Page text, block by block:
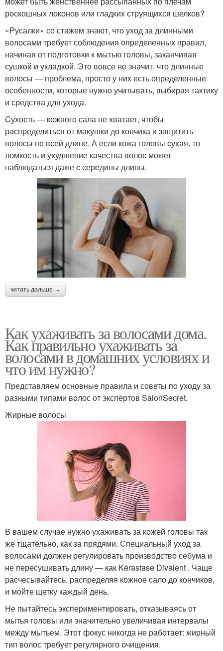
роскошных локонов или гладких струящихся шелков?
«Русалки» со стажем знают, что уход за длинными
волосами требует соблюдения определенных правил,
начиная от подготовки к мытью головы, заканчивая
сушкой и укладкой. Это вовсе не значит, что длинные
волосы — проблема, просто у них есть определенные
особенности, которые нужно учитывать, выбирая тактику
и средства для ухода.
Cухость — кожного сала не хватает, чтобы
распределиться от макушки до кончика и защитить
волосы по всей длине. А если кожа головы сухая, то
ломкость и ухудшение качества волос может
наблюдаться даже с середины длины.
читать дальше →
Как ухаживать за волосами дома.
Как правильно ухаживать за
волосами в домашних условиях и
что им нужно?
Представляем основные правила и советы по уходу за
разными типами волос от экспертов SalonSecret.
Жирные волосы
В вашем случае нужно ухаживать за кожей головы так
же тщательно, как за прядями. Специальный уход за
волосами должен регулировать производство себума и
не пересушивать длину — как Kérastase Divalent . Чаще
расчесывайтесь, распределяя кожное сало до кончиков,
и мойте щетку каждый день.
Не пытайтесь экспериментировать, отказываясь от
мытья головы или значительно увеличивая интервалы
между мытьем. Этот фокус никогда не работает: жирный
тип волос требует регулярного очищения.